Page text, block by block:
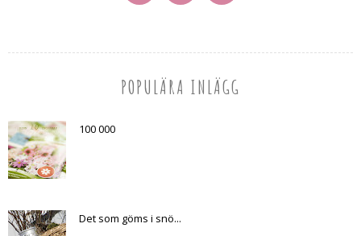
POPULÄRA INLÄGG
100 000
Det som göms i snö...